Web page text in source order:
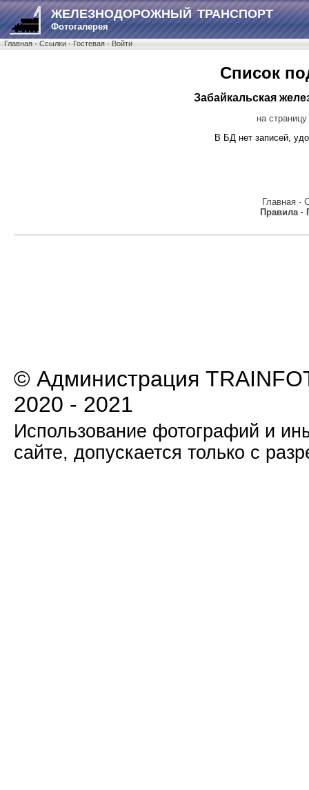
ЖЕЛЕЗНОДОРОЖНЫЙ ТРАНСПОРТ
Фотогалерея
Главная·Ссылки·Гостевая·Войти
Список
Забайкальская
на
В БД нет записей,
Главная·
Правила·
© Администрация
2020 - 2021
Использование фотографий и
сайте, допускается только с